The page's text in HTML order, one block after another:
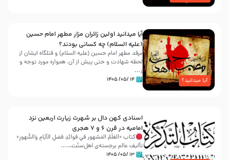
آیا میدانید؟
آیا میدانید اولین زائران مزار مطهر امام حسین
(علیه السلام) چه کسانی بودند؟
مرقد مطهر امام حسین (علیه السلام) و قتلگاه ایشان از
لحظه شهادت و حتی پیش از آن، همواره مورد توجه و
ز...
۱۴ /۰۵/ ۱۴۰۵
اسنادی کهن دال بر شهرت زیارت اربعین نزد
امامیه در قرن ۶ و ۷ هجری
کتاب «العَلَمُ المَشهور في فَوائِدِ فَضلِ الأيّامِ وَالشُّهورِ»
تألیف عالم برجسته‌ی اهل‌سنّت…...
۱۳ /۰۵/ ۱۴۰۵